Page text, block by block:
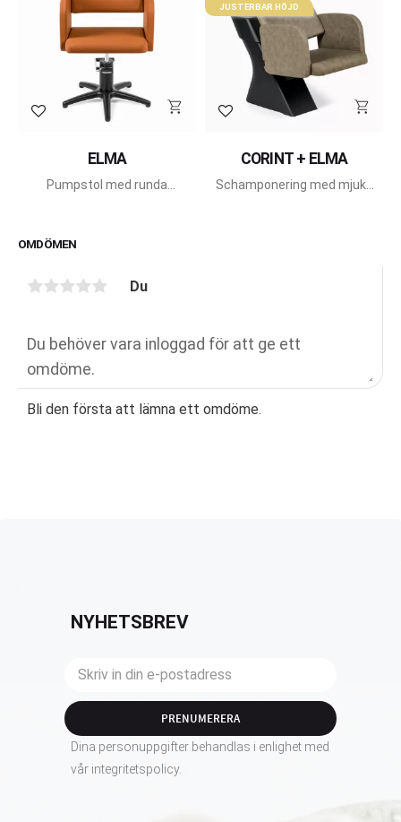
OMDÖMEN
Du
Bli den första att lämna ett omdöme.
Lägg till i favoriter
ELMA
Pumpstol med runda
Lägg till i favoriter
CORINT + ELMA
Schamponering med mjuka
JUSTERBAR HÖJD
NYHETSBREV
PRENUMERERA
Dina personuppgifter behandlas i enlighet med
vår integritetspolicy.